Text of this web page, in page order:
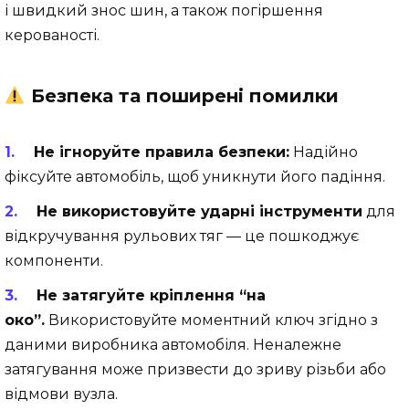
і швидкий знос шин, а також погіршення
керованості.
Безпека та поширені помилки
Не ігноруйте правила безпеки:Надійно
фіксуйте автомобіль, щоб уникнути його падіння.
Не використовуйте ударні інструменти для
відкручування рульових тяг — це пошкоджує
компоненти.
Не затягуйте кріплення “на
око”. Використовуйте моментний ключ згідно з
даними виробника автомобіля. Неналежне
затягування може призвести до зриву різьби або
відмови вузла.